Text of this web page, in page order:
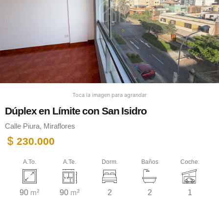
Toca la imagen para agrandar
Dúplex en Límite con San Isidro
Calle Piura, Miraflores
$ 230.000
A.To. A.Te. Dorm. Baños Coche.
90 m² 90 m² 2 2 1